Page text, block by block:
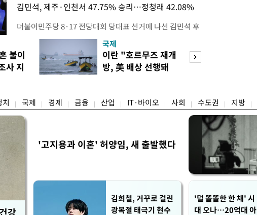
김민석, 제주·인천서 47.75% 승리…정청래 42.08%
더불어민주당 8·17 전당대회 당대표 선거에 나선 김민석 후
보가 8일 제주·인천 지역 순회경선에서 '누적 1위'를 탈환했
다. 앞서 정청래 후보 우세 지역으로 점쳐졌던 충청권과 부산
·울산·경남 경선에서 1승 1패를 주고 받은 김 후보는 이날
제주·인천 경선에서 이기며 '2승 1패'로 앞서가게 됐다. 다
불이
사 지
국제
이란 "호르무즈 재개
방, 美 배상 선행돼
치 국제 경제 금융 산업 IT·바이오 사회 수도권 지방
강
'고지용과 이혼' 허양임, 새 출발했다
김희철, 거꾸로 걸린
광복절 태극기 현수
'덜 똘똘한 한 채' 시
대 오나…20억대 아